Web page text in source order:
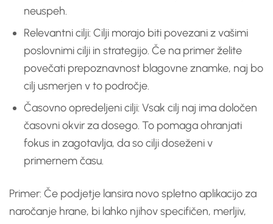
neuspeh.
Relevantni cilji: Cilji morajo biti povezani z vašimi
poslovnimi cilji in strategijo. Če na primer želite
povečati prepoznavnost blagovne znamke, naj bo
cilj usmerjen v to področje.
Časovno opredeljeni cilji: Vsak cilj naj ima določen
časovni okvir za dosego. To pomaga ohranjati
fokus in zagotavlja, da so cilji doseženi v
primernem času.
Primer: Če podjetje lansira novo spletno aplikacijo za
naročanje hrane, bi lahko njihov specifičen, merljiv,